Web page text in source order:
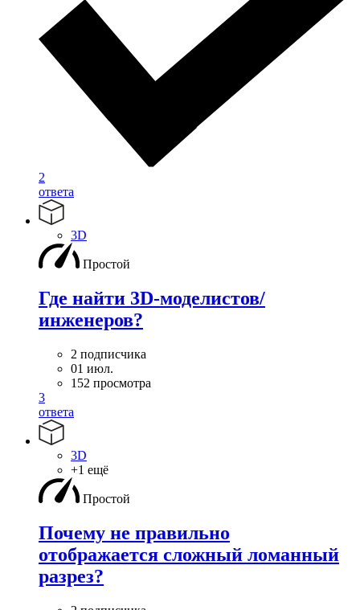
2
ответа
3D
Простой
Где найти 3D-моделистов/
инженеров?
2 подписчика
01 июл.
152 просмотра
3
ответа
3D
+1 ещё
Простой
Почему не правильно
отображается сложный ломанный
разрез?